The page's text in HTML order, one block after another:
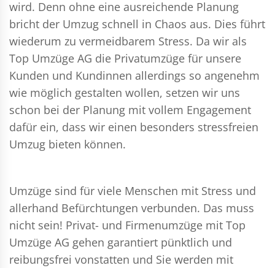
wird. Denn ohne eine ausreichende Planung
bricht der Umzug schnell in Chaos aus. Dies führt
wiederum zu vermeidbarem Stress. Da wir als
Top Umzüge AG die Privatumzüge für unsere
Kunden und Kundinnen allerdings so angenehm
wie möglich gestalten wollen, setzen wir uns
schon bei der Planung mit vollem Engagement
dafür ein, dass wir einen besonders stressfreien
Umzug bieten können.
Umzüge sind für viele Menschen mit Stress und
allerhand Befürchtungen verbunden. Das muss
nicht sein! Privat- und Firmenumzüge mit Top
Umzüge AG gehen garantiert pünktlich und
reibungsfrei vonstatten und Sie werden mit